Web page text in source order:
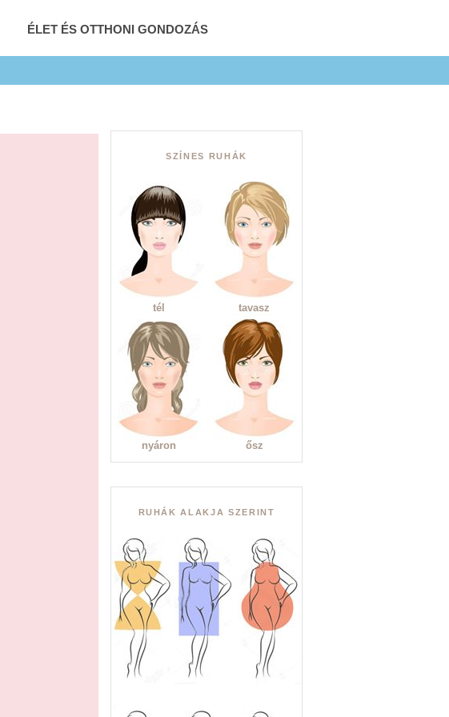
ÉLET ÉS OTTHONI GONDOZÁS
SZÍNES RUHÁK
tél tavasz
nyáron ősz
RUHÁK ALAKJA SZERINT